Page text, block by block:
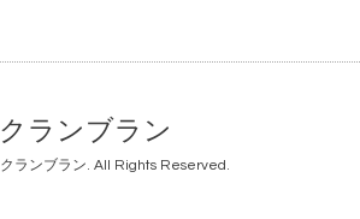
クランブラン
クランブラン. All Rights Reserved.